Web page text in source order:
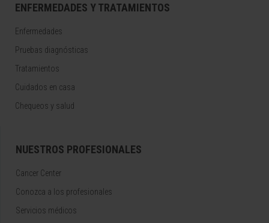
ENFERMEDADES Y TRATAMIENTOS
Enfermedades
Pruebas diagnósticas
Tratamientos
Cuidados en casa
Chequeos y salud
NUESTROS PROFESIONALES
Cancer Center
Conozca a los profesionales
Servicios médicos